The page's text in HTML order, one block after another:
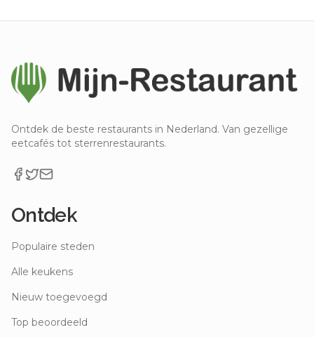
Ontdek de beste restaurants in Nederland. Van gezellige
eetcafés tot sterrenrestaurants.
Ontdek
Populaire steden
Alle keukens
Nieuw toegevoegd
Top beoordeeld